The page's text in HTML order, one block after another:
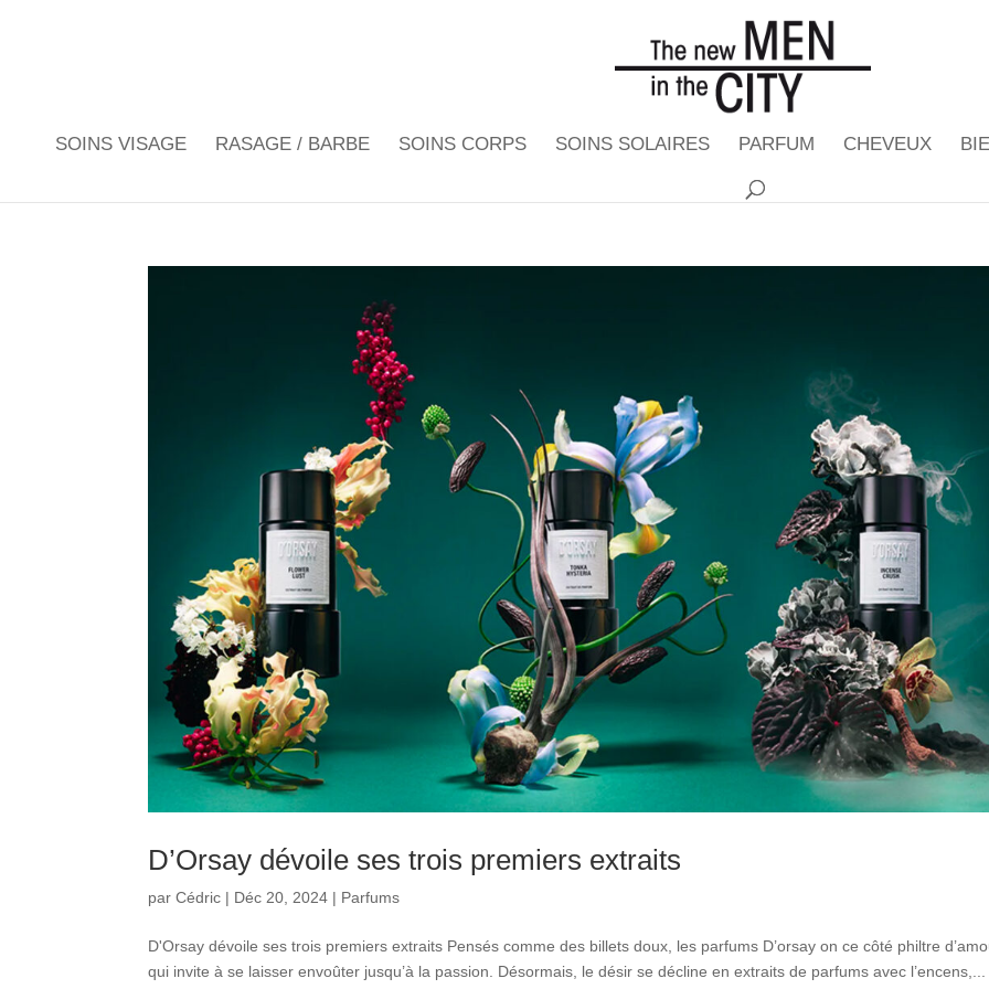
SOINS VISAGE RASAGE / BARBE SOINS CORPS SOINS SOLAIRES PARFUM CHEVEUX
D’Orsay dévoile ses trois premiers extraits
parCédric | Déc 20, 2024 | Parfums
D'Orsay dévoile ses trois premiers extraits Pensés comme des billets doux, les parfums D’orsay on ce côté philtre
qui invite à se laisser envoûter jusqu’à la passion. Désormais, le désir se décline en extraits de parfums avec l’encens,...